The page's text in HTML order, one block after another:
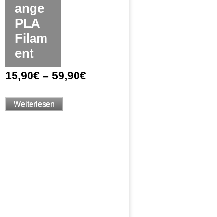
ange
PLA
Filam
ent
15,90€– 59,90€
Weiterlesen